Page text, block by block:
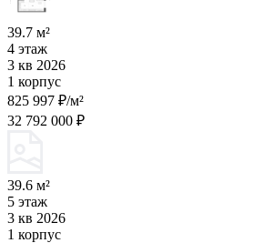
39.7 м²
4 этаж
3 кв 2026
1 корпус
825 997 ₽/м²
32 792 000 ₽
39.6 м²
5 этаж
3 кв 2026
1 корпус